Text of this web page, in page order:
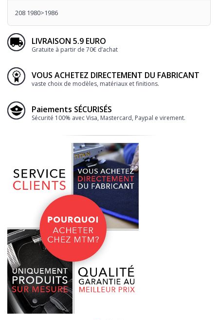
208 1980>1986
LIVRAISON 5.9 EURO
Gratuite à partir de 70€ d’achat
VOUS ACHETEZ DIRECTEMENT DU FABRICANT
vaste choix de modèles, matériaux et finitions.
Paiements SÉCURISÉS
Sécurité 100% avec Visa, Mastercard, Paypal e virement.